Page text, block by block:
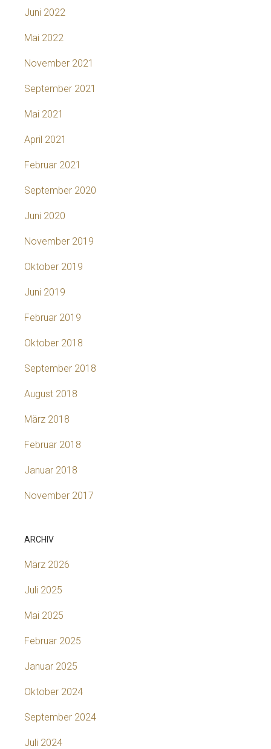
Juni 2022
Mai 2022
November 2021
September 2021
Mai 2021
April 2021
Februar 2021
September 2020
Juni 2020
November 2019
Oktober 2019
Juni 2019
Februar 2019
Oktober 2018
September 2018
August 2018
März 2018
Februar 2018
Januar 2018
November 2017
ARCHIV
März 2026
Juli 2025
Mai 2025
Februar 2025
Januar 2025
Oktober 2024
September 2024
Juli 2024